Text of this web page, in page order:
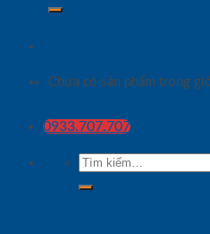
Chưa có sản phẩm trong
0933.707.707
Tìm
kiếm: